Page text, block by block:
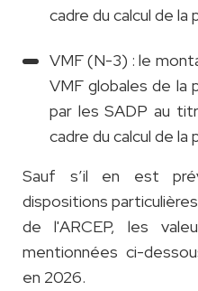
cadre du calcul de la
VMF (N-3) : le
VMF globales de la
par les SADP au
cadre du calcul de la
Sauf s’il en est
dispositions
de l'ARCEP, les
mentionnées ci-
en 2026.